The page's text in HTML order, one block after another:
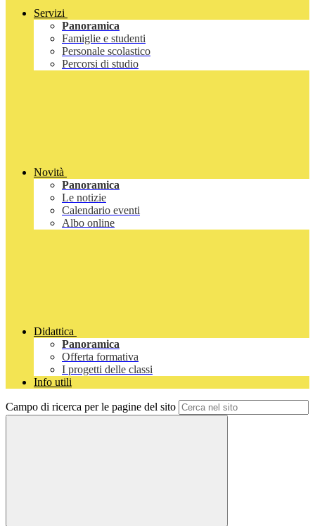
Servizi
Panoramica
Famiglie e studenti
Personale scolastico
Percorsi di studio
Novità
Panoramica
Le notizie
Calendario eventi
Albo online
Didattica
Panoramica
Offerta formativa
I progetti delle classi
Info utili
Campo di ricerca per le pagine del sito